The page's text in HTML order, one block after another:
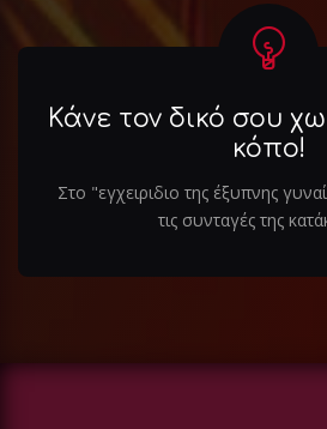
Κάνε τον δικό σου
κόπο!
Στο "εγχειριδιο της έξυπνης
τις συνταγές της